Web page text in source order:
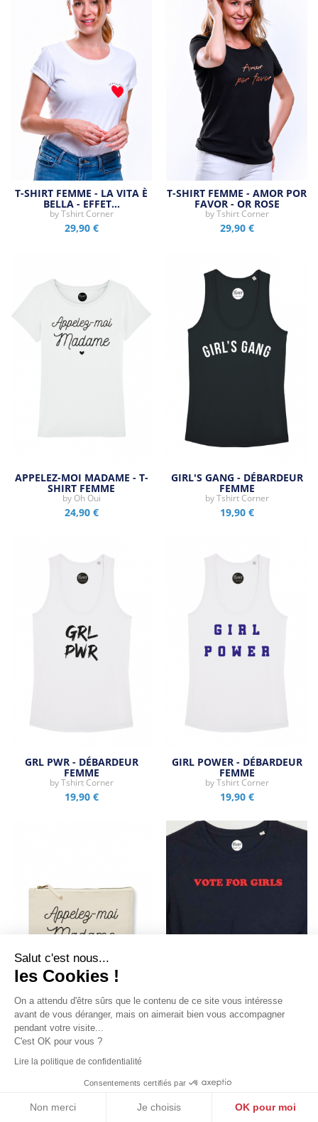
T-SHIRT FEMME - LA VITA È
BELLA - EFFET…
byTshirt Corner
29,90 €
T-SHIRT FEMME - AMOR POR
FAVOR - OR ROSE
byTshirt Corner
29,90 €
APPELEZ-MOI MADAME - T-
SHIRT FEMME
by Oh Oui
24,90 €
GIRL'S GANG - DÉBARDEUR
FEMME
byTshirt Corner
19,90 €
GRL PWR - DÉBARDEUR
FEMME
byTshirt Corner
19,90 €
GIRL POWER - DÉBARDEUR
FEMME
byTshirt Corner
19,90 €
APPELEZ-MOI MADAME -
POCHETTE
by Oh Oui
14,00 € 22,90 €
Salut c'est nous...
les Cookies !
On a attendu d'être sûrs que le contenu de ce site vous intéresse
avant de vous déranger, mais on aimerait bien vous accompagner
pendant votre visite...
C'est OK pour vous ?
Lire la politique de confidentialité
Consentements certifiés par
Non merci Je choisis OK pour moi